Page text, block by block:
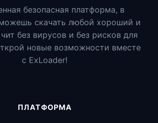
безопасная платформа, в
скачать любой хороший и
без вирусов и без рисков для
новые возможности вместе
с ExLoader!
ПЛАТФОРМА